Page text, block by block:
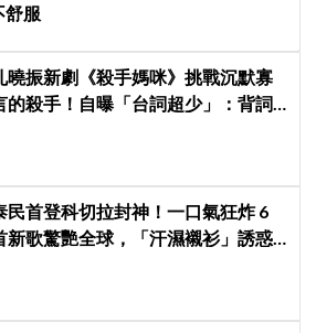
舒服
曉振新劇《殺手媽咪》挑戰沉默寡
的殺手！自曝「台詞超少」：背詞
民首登科切拉封神！一口氣狂炸 6
新歌驚艷全球，「汗濕襯衫」誘惑